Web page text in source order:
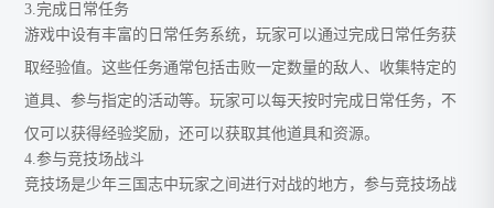
3.完成日常任务
游戏中设有丰富的日常任务系统，玩家可以通过完成日常任务获
取经验值。这些任务通常包括击败一定数量的敌人、收集特定的
道具、参与指定的活动等。玩家可以每天按时完成日常任务，不
仅可以获得经验奖励，还可以获取其他道具和资源。
4.参与竞技场战斗
竞技场是少年三国志中玩家之间进行对战的地方，参与竞技场战